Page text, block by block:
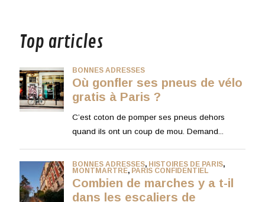
Top articles